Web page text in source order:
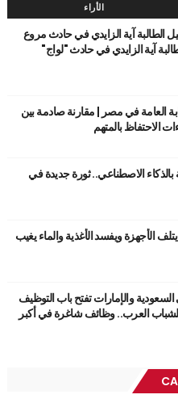
الأراء
آية الزايدي في حادث مروع
آية الزايدي في حادث "لواج"
العامة في مصر | مقارنة صادمة بين
الاحتفاظ بالمتهم
الاصطناعي.. ثورة جديدة في
الأجهزة ويفسد الأغذية والماء يغيب
كبرى في السعودية والإمارات تفتح باب التوظيف
العرب.. وظائف شاغرة في أكبر